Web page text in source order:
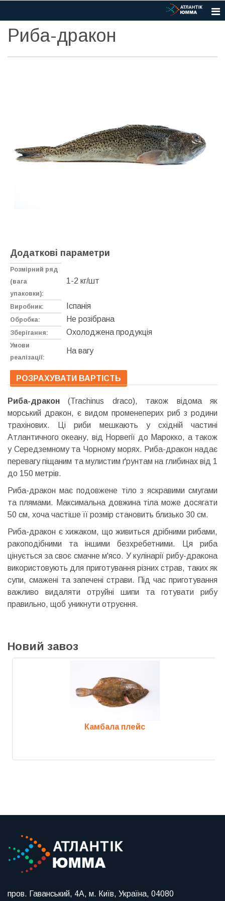
Риба-дракон
Додаткові параметри
Розмірний ряд
(вага
упаковки):
1-2 кг/шт
Виробник: Іспанія
Обробка: Не розібрана
Зберігання: Охолоджена продукція
Умови
реалізації:
На вагу
РОЗРАХУВАТИ ВАРТІСТЬ
Риба-дракон (Trachinus draco), також відома як
морський дракон, є видом променеперих риб з родини
трахінових. Ці риби мешкають у східній частині
Атлантичного океану, від Норвегії до Марокко, а також
у Середземному та Чорному морях. Риба-дракон надає
перевагу піщаним та мулистим ґрунтам на глибинах від 1
до 150 метрів.
Риба-дракон має подовжене тіло з яскравими смугами
та плямами. Максимальна довжина тіла може досягати
50 см, хоча частіше її розмір становить близько 30 см.
Риба-дракон є хижаком, що живиться дрібними рибами,
ракоподібними та іншими безхребетними. Ця риба
цінується за своє смачне м'ясо. У кулінарії рибу-дракона
використовують для приготування різних страв, таких як
супи, смажені та запечені страви. Під час приготування
важливо видаляти отруйні шипи та готувати рибу
правильно, щоб уникнути отруєння.
Новий завоз
Камбала плейс
пров. Гаванський, 4А, м. Київ, Україна, 04080